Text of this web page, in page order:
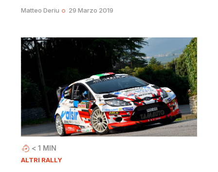
Matteo Deriu 29 Marzo 2019
< 1 MIN
ALTRI RALLY